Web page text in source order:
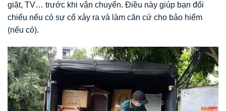
giặt, TV… trước khi vận chuyển. Điều này giúp bạn đối
chiếu nếu có sự cố xảy ra và làm căn cứ cho bảo hiểm
(nếu có).